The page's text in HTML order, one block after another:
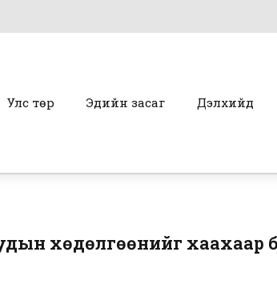
Улс төр Эдийн засаг Дэлхийд
хөдөлгөөнийг хаахаар